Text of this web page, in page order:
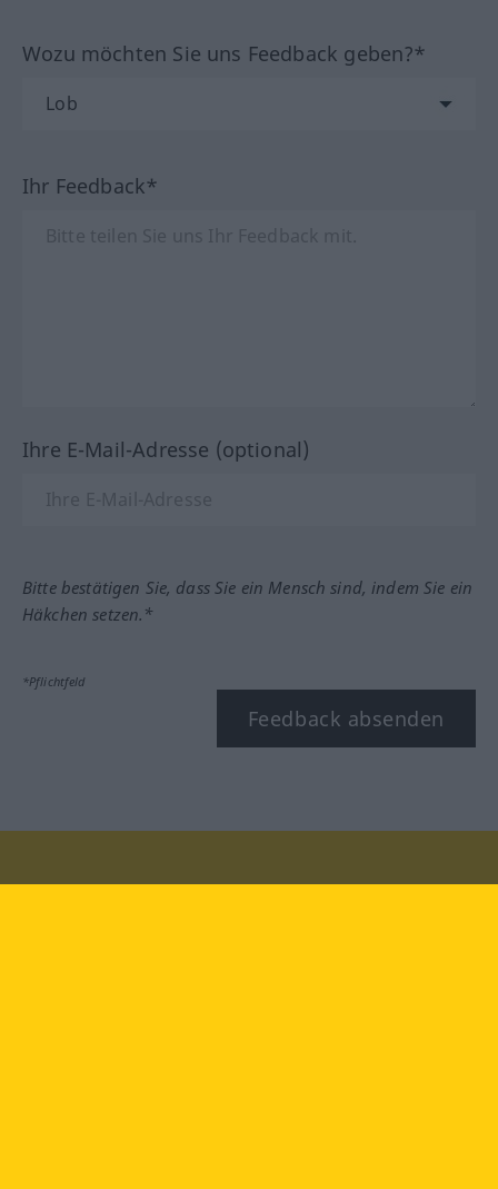
Wozu möchten Sie uns Feedback geben?*
Ihr Feedback*
Ihre E-Mail-Adresse (optional)
Bitte bestätigen Sie, dass Sie ein Mensch sind, indem Sie ein
Häkchen setzen.*
*Pflichtfeld
Feedback absenden